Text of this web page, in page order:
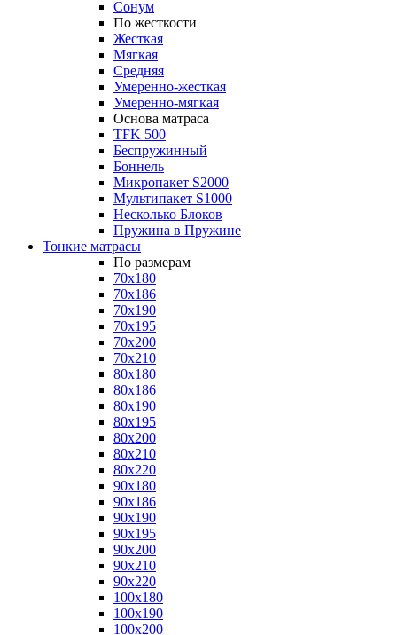
Сонум
По жесткости
Жесткая
Мягкая
Средняя
Умеренно-жесткая
Умеренно-мягкая
Основа матраса
TFK 500
Беспружинный
Боннель
Микропакет S2000
Мультипакет S1000
Несколько Блоков
Пружина в Пружине
Тонкие матрасы
По размерам
70x180
70x186
70x190
70x195
70x200
70x210
80x180
80x186
80x190
80x195
80x200
80x210
80x220
90x180
90x186
90x190
90x195
90x200
90x210
90x220
100x180
100x190
100x200